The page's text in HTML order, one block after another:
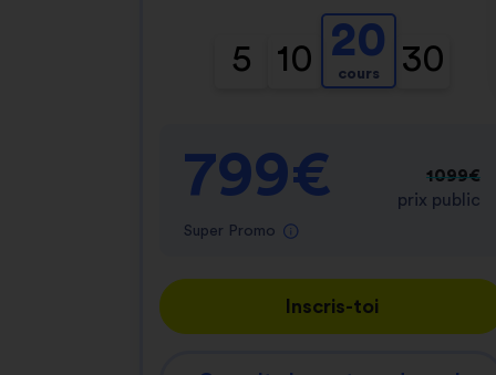
5 10 20
cours 30
799€
Super Promo
1099€
prix public
Inscris-toi